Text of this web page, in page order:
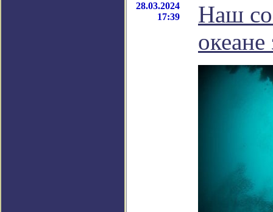
28.03.2024
17:39
Наш